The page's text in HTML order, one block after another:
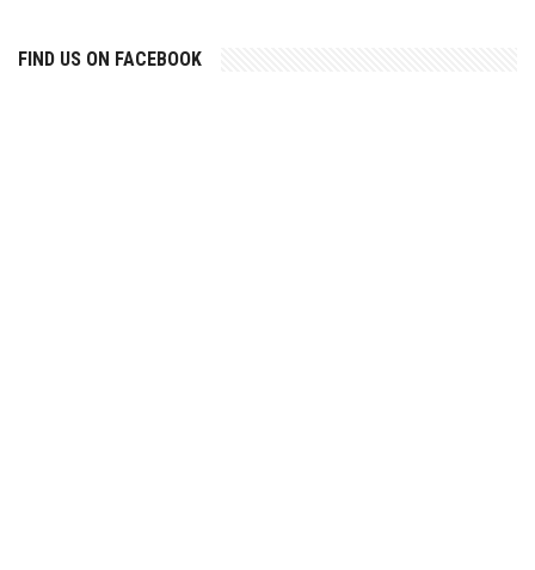
FIND US ON FACEBOOK